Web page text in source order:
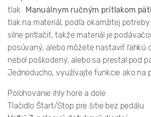
tlak. Manuálnym ručným prítlakom
tlak na materiál, podľa okamžitej
silne pritlačiť, takže materiál je
posúvaný, alebo môžete nastaviť ľahkú
nebol poškodený, alebo sa prestal pod
Jednoducho, využívajte funkcie ako na
Polohovanie ihly hore a dole
Tlačidlo Štart/Stop pre šitie bez pedálu